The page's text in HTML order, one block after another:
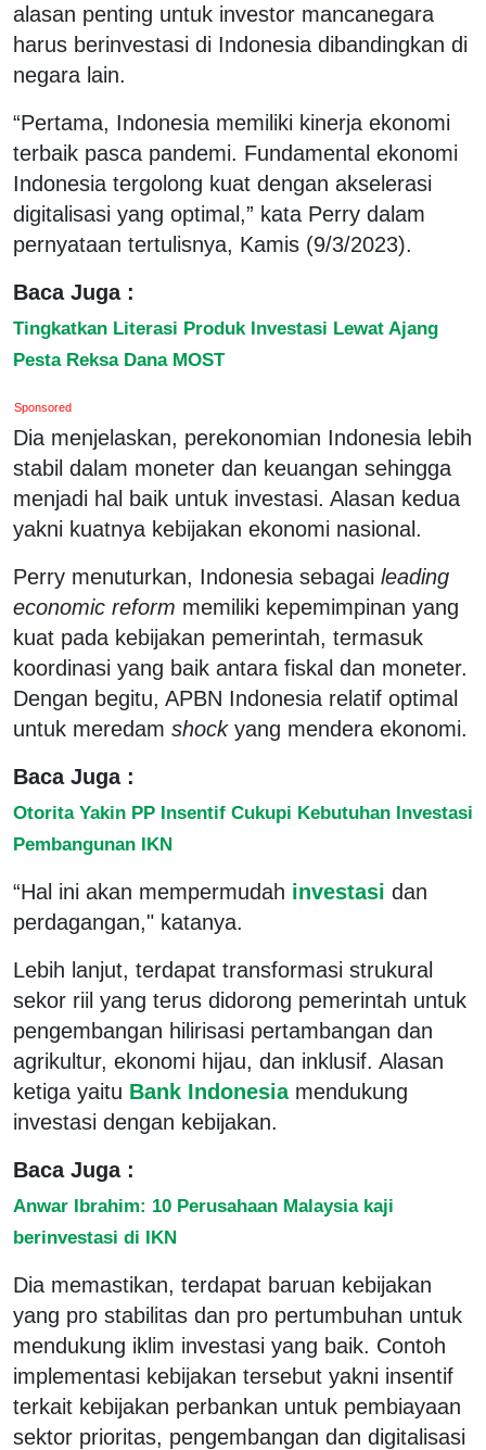
alasan penting untuk investor mancanegara
harus berinvestasi di Indonesia dibandingkan di
negara lain.
“Pertama, Indonesia memiliki kinerja ekonomi
terbaik pasca pandemi. Fundamental ekonomi
Indonesia tergolong kuat dengan akselerasi
digitalisasi yang optimal,” kata Perry dalam
pernyataan tertulisnya, Kamis (9/3/2023).
Baca Juga :
Tingkatkan Literasi Produk Investasi Lewat Ajang
Pesta Reksa Dana MOST
Sponsored
Dia menjelaskan, perekonomian Indonesia lebih
stabil dalam moneter dan keuangan sehingga
menjadi hal baik untuk investasi. Alasan kedua
yakni kuatnya kebijakan ekonomi nasional.
Perry menuturkan, Indonesia sebagai leading
economic reform memiliki kepemimpinan yang
kuat pada kebijakan pemerintah, termasuk
koordinasi yang baik antara fiskal dan moneter.
Dengan begitu, APBN Indonesia relatif optimal
untuk meredam shockyang mendera ekonomi.
Baca Juga :
Otorita Yakin PP Insentif Cukupi Kebutuhan Investasi
Pembangunan IKN
“Hal ini akan mempermudah investasi dan
perdagangan," katanya.
Lebih lanjut, terdapat transformasi strukural
sekor riil yang terus didorong pemerintah untuk
pengembangan hilirisasi pertambangan dan
agrikultur, ekonomi hijau, dan inklusif. Alasan
ketiga yaitu Bank Indonesia mendukung
investasi dengan kebijakan.
Baca Juga :
Anwar Ibrahim: 10 Perusahaan Malaysia kaji
berinvestasi di IKN
Dia memastikan, terdapat baruan kebijakan
yang pro stabilitas dan pro pertumbuhan untuk
mendukung iklim investasi yang baik. Contoh
implementasi kebijakan tersebut yakni insentif
terkait kebijakan perbankan untuk pembiayaan
sektor prioritas, pengembangan dan digitalisasi